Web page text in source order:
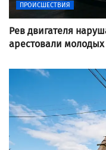
ПРОИСШЕСТВИЯ
Рев двигателя
арестовали